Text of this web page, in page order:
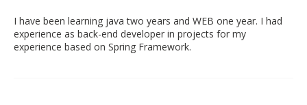
I have been learning java two years and WEB one year. I had
experience as back-end developer in projects for my
experience based on Spring Framework.